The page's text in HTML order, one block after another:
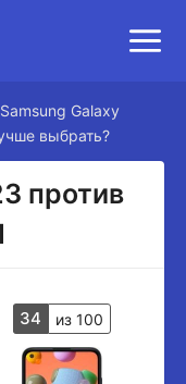
Samsung Galaxy
выбрать?
против
34 из 100